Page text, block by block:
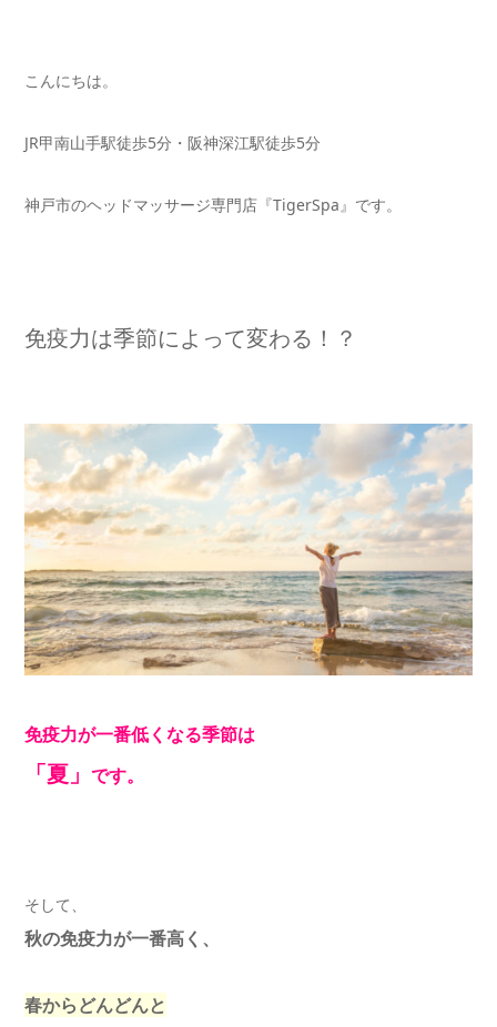
こんにちは。
JR甲南山手駅徒歩5分・阪神深江駅徒歩5分
神戸市のヘッドマッサージ専門店『TigerSpa』です。
免疫力は季節によって変わる！？
免疫力が一番低くなる季節は
「夏」 です。
そして、
秋の免疫力が一番高く、
春からどんどんと